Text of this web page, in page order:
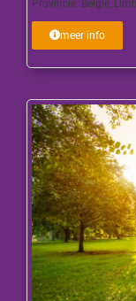
Provincie: België,
meer info